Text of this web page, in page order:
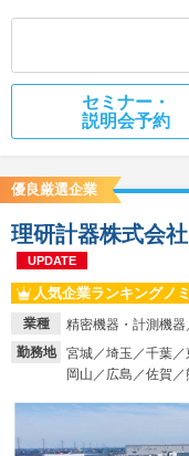
セミナー・
説明会予約
優良厳選企業
業種
精密機器・計測機
勤務地
宮城／埼玉／千葉
岡山／広島／佐賀／
理研計器株式会
UPDATE
人気企業ランキングノ